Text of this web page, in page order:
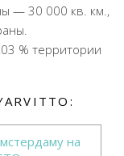
— 30 000 кв. км.,
% территории